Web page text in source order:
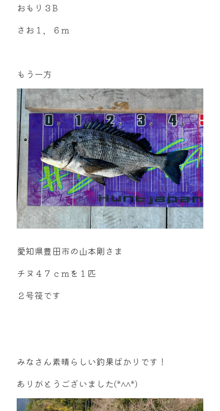
おもり３B
さお１，６ｍ
もう一方
愛知県豊田市の山本剛さま
チヌ４７ｃｍを１匹
２号筏です
みなさん素晴らしい釣果ばかりです！
ありがとうございました(*^^*)